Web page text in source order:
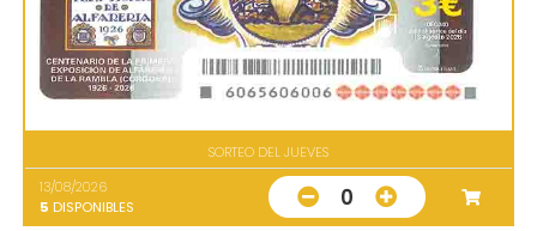
SORTEO DEL JUEVES
13/08/2026
5 DISPONIBLES 0